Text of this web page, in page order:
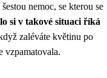
nemoc, se kterou se
si v takové situaci říká
zaléváte květinu po
vzpamatovala.